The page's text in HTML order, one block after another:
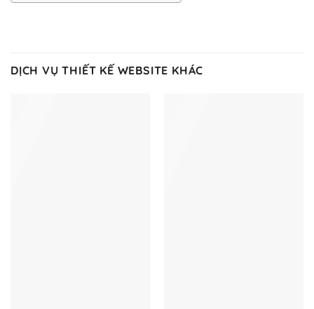
DỊCH VỤ THIẾT KẾ WEBSITE KHÁC